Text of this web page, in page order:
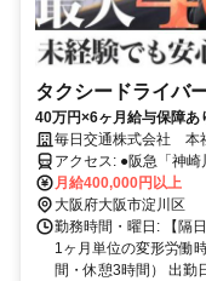
タクシードライバ
40万円×6ヶ月給与保障あ
休・育休取得実績あり
毎日交通株式会社 本
月給400,000円以上
大阪府大阪市淀川区
勤務時間・曜日: 【隔
1ヶ月単位の変形労働
間・休憩3時間） 出勤